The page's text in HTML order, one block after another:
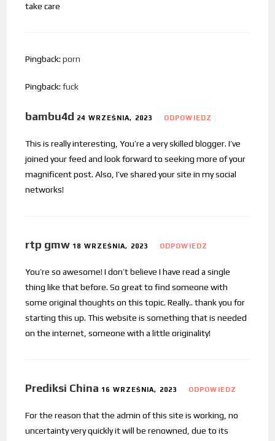
take care
Pingback:porn
Pingback:fuck
bambu4d 24 WRZEŚNIA, 2023 ODPOWIEDZ
This is really interesting, You’re a very skilled blogger. I’ve
joined your feed and look forward to seeking more of your
magnificent post. Also, I’ve shared your site in my social
networks!
rtp gmw 18 WRZEŚNIA, 2023 ODPOWIEDZ
You’re so awesome! I don’t believe I have read a single
thing like that before. So great to find someone with
some original thoughts on this topic. Really.. thank you for
starting this up. This website is something that is needed
on the internet, someone with a little originality!
Prediksi China 16 WRZEŚNIA, 2023 ODPOWIEDZ
For the reason that the admin of this site is working, no
uncertainty very quickly it will be renowned, due to its